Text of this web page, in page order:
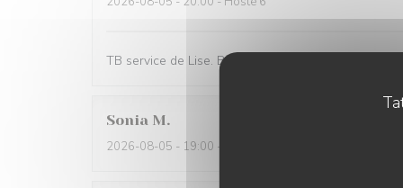
TB service de Lise. Bonne ambiance. Bonne pizza.
Sonia M
2026-08-05 - 19:00 - Hosté 2